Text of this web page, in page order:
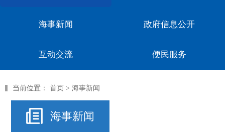
海事新闻 政府信息公开
互动交流 便民服务
当前位置： 首页 > 海事新闻
海事新闻